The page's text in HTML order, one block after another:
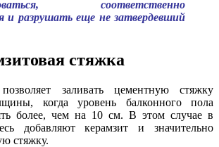
соответственно
и разрушать еще не затвердевший
стяжка
заливать цементную стяжку
когда уровень балконного пола
более, чем на 10 см. В этом случае в
добавляют керамзит и значительно
стяжку.